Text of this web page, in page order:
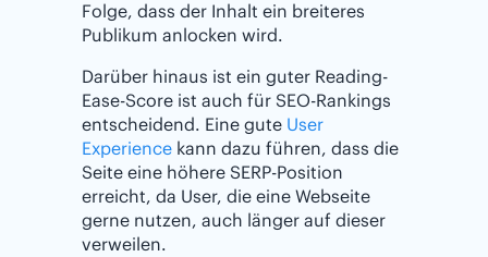
Folge, dass der Inhalt ein breiteres
Publikum anlocken wird.
Darüber hinaus ist ein guter Reading-
Ease-Score ist auch für SEO-Rankings
entscheidend. Eine gute User
Experience kann dazu führen, dass die
Seite eine höhere SERP-Position
erreicht, da User, die eine Webseite
gerne nutzen, auch länger auf dieser
verweilen.